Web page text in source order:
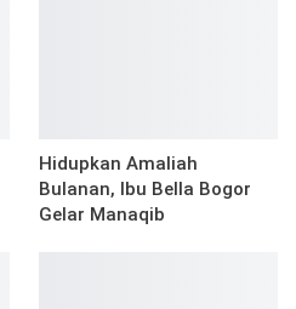
Hidupkan Amaliah
Bulanan, Ibu Bella Bogor
Gelar Manaqib